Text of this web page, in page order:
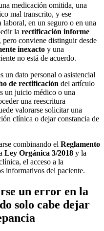
medicación omitida, una
mal transcrito, y ese
en un seguro o en una
la rectificación informe
pero conviene distinguir desde
inexacto y una
no está de acuerdo.
un dato personal o asistencial
de rectificación del artículo
un juicio médico o una
una reescritura
valorarse solicitar una
clínica o dejar constancia de
combinando el Reglamento
Ley Orgánica 3/2018 y la
el acceso a la
informativos del paciente.
un error en la
solo cabe dejar